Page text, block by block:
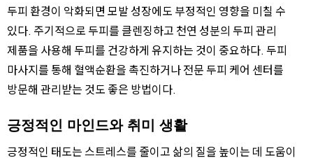
두피 환경이 악화되면 모발 성장에도 부정적인 영향을 미칠 수
있다. 주기적으로 두피를 클렌징하고 천연 성분의 두피 관리
제품을 사용해 두피를 건강하게 유지하는 것이 중요하다. 두피
마사지를 통해 혈액순환을 촉진하거나 전문 두피 케어 센터를
방문해 관리받는 것도 좋은 방법이다.
긍정적인 마인드와 취미 생활
긍정적인 태도는 스트레스를 줄이고 삶의 질을 높이는 데 도움이